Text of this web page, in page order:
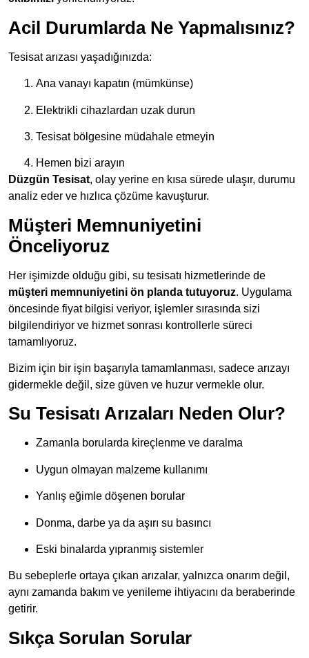
Acil Durumlarda Ne Yapmalısınız?
Tesisat arızası yaşadığınızda:
Ana vanayı kapatın (mümkünse)
Elektrikli cihazlardan uzak durun
Tesisat bölgesine müdahale etmeyin
Hemen bizi arayın
Düzgün Tesisat, olay yerine en kısa sürede ulaşır, durumu
analiz eder ve hızlıca çözüme kavuşturur.
Müşteri Memnuniyetini
Önceliyoruz
Her işimizde olduğu gibi, su tesisatı hizmetlerinde de
müşteri memnuniyetini ön planda tutuyoruz. Uygulama
öncesinde fiyat bilgisi veriyor, işlemler sırasında sizi
bilgilendiriyor ve hizmet sonrası kontrollerle süreci
tamamlıyoruz.
Bizim için bir işin başarıyla tamamlanması, sadece arızayı
gidermekle değil, size güven ve huzur vermekle olur.
Su Tesisatı Arızaları Neden Olur?
Zamanla borularda kireçlenme ve daralma
Uygun olmayan malzeme kullanımı
Yanlış eğimle döşenen borular
Donma, darbe ya da aşırı su basıncı
Eski binalarda yıpranmış sistemler
Bu sebeplerle ortaya çıkan arızalar, yalnızca onarım değil,
aynı zamanda bakım ve yenileme ihtiyacını da beraberinde
getirir.
Sıkça Sorulan Sorular